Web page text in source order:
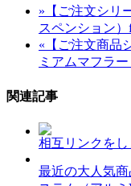
» 【ご注文シリ
スペンション
« 【ご注文商品
ミアムマフラ
関連記事
相互リンクを
最近の大人気